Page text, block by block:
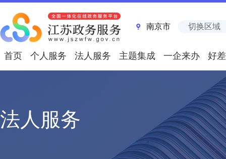
南京市 切换区域
首页 个人服务 法人服务 主题集成 一企来办 好
法人服务